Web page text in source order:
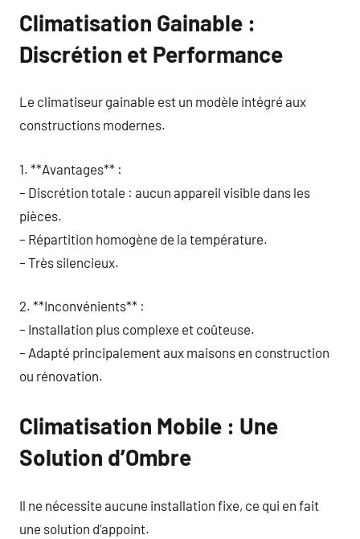
Climatisation Gainable :
Discrétion et Performance
Le climatiseur gainable est un modèle intégré aux
constructions modernes.
1. **Avantages** :
– Discrétion totale : aucun appareil visible dans les
pièces.
– Répartition homogène de la température.
– Très silencieux.
2. **Inconvénients** :
– Installation plus complexe et coûteuse.
– Adapté principalement aux maisons en construction
ou rénovation.
Climatisation Mobile : Une
Solution d’Ombre
Il ne nécessite aucune installation fixe, ce qui en fait
une solution d’appoint.